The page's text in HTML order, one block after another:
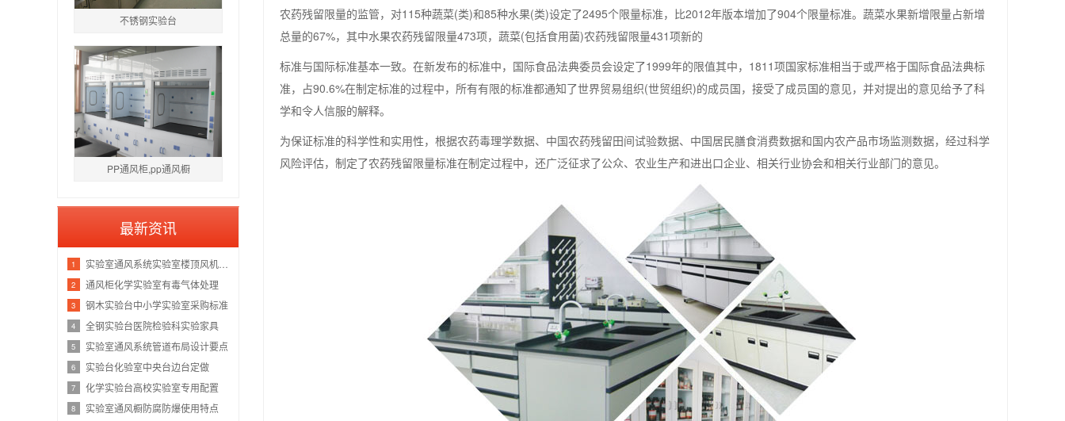
农药残留限量的监管，对115种蔬菜(类)和85种水果(类)设定了2495个限量标准，比2012年版本增加了904个限量标准。蔬菜水果新增限量占新增
总量的67%，其中水果农药残留限量473项，蔬菜(包括食用菌)农药残留限量431项新的
标准与国际标准基本一致。在新发布的标准中，国际食品法典委员会设定了1999年的限值其中，1811项国家标准相当于或严格于国际食品法典标
准，占90.6%在制定标准的过程中，所有有限的标准都通知了世界贸易组织(世贸组织)的成员国，接受了成员国的意见，并对提出的意见给予了科
学和令人信服的解释。
为保证标准的科学性和实用性，根据农药毒理学数据、中国农药残留田间试验数据、中国居民膳食消费数据和国内农产品市场监测数据，经过科学
风险评估，制定了农药残留限量标准在制定过程中，还广泛征求了公众、农业生产和进出口企业、相关行业协会和相关行业部门的意见。
不锈钢实验台
PP通风柜,pp通风橱
最新资讯
1
2 通风柜化学实验室有毒气体处理
3 钢木实验台中小学实验室采购标准
4 全钢实验台医院检验科实验家具
5 实验室通风系统管道布局设计要点
6 实验台化验室中央台边台定做
7 化学实验台高校实验室专用配置
8 实验室通风橱防腐防爆使用特点